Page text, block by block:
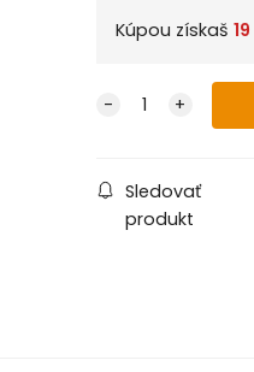
Kúpou získaš 19
Sledovať
produkt